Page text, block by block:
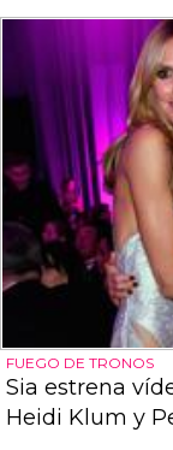
FUEGO DE TRONOS
Sia estrena
Heidi Klum y